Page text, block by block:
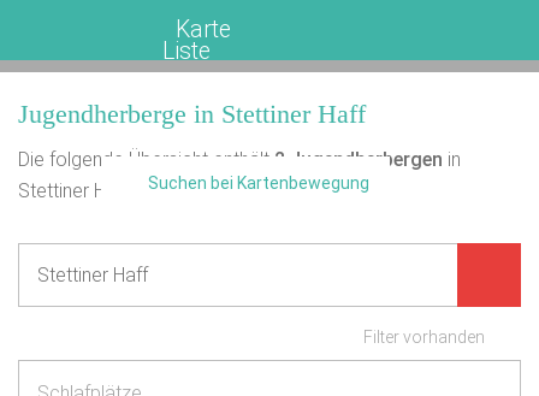
Karte
Liste
Jugendherberge in Stettiner Haff
Die folgende Übersicht enthält 2 Jugendherbergen in
Stettiner Haff.
Filter vorhanden
Suchen bei Kartenbewegung